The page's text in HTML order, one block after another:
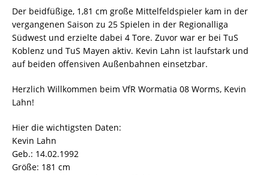
Der beidfüßige, 1,81 cm große Mittelfeldspieler kam in der
vergangenen Saison zu 25 Spielen in der Regionalliga
Südwest und erzielte dabei 4 Tore. Zuvor war er bei TuS
Koblenz und TuS Mayen aktiv. Kevin Lahn ist laufstark und
auf beiden offensiven Außenbahnen einsetzbar.
Herzlich Willkommen beim VfR Wormatia 08 Worms, Kevin
Lahn!
Hier die wichtigsten Daten:
Kevin Lahn
Geb.: 14.02.1992
Größe: 181 cm